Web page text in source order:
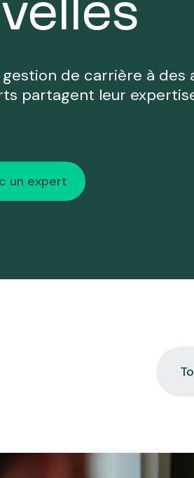
à des
pratiques
Nous écrire Rencontre
gestion de carrière à des
partagent leur
un expert